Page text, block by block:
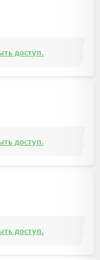
доступ.
доступ.
доступ.